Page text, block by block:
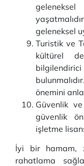
geleneksel
Turistik ve
kültürel
önemini
Güvenlik
güvenlik
işletme
İyi bir hamam,
rahatlama